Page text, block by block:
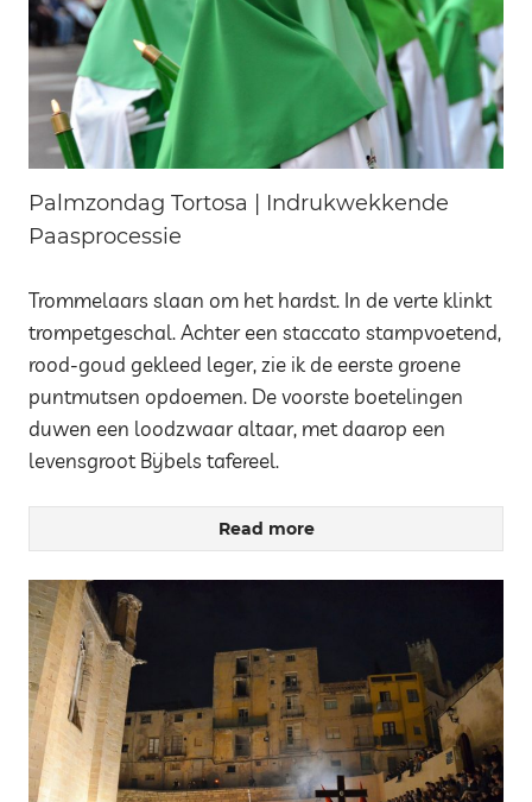
Palmzondag Tortosa | Indrukwekkende
Paasprocessie
Trommelaars slaan om het hardst. In de verte klinkt
trompetgeschal. Achter een staccato stampvoetend,
rood-goud gekleed leger, zie ik de eerste groene
puntmutsen opdoemen. De voorste boetelingen
duwen een loodzwaar altaar, met daarop een
levensgroot Bijbels tafereel.
Read more